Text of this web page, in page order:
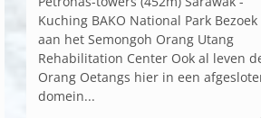
Kuching BAKO National Park Bezoek
aan het Semongoh Orang Utang
Rehabilitation Center Ook al leven
Orang Oetangs hier in een
domein...